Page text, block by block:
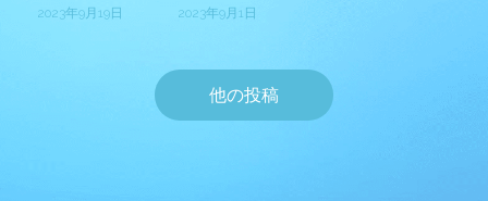
2023年9月19日 2023年9月1日
他の投稿